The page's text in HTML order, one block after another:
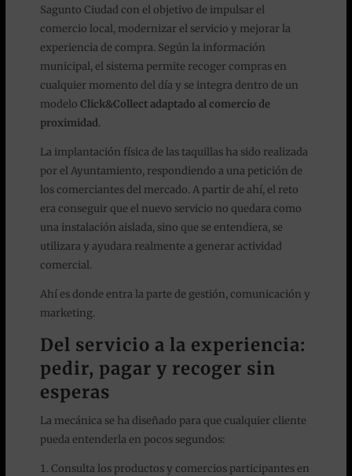
Sagunto Ciudad con el objetivo de impulsar el
comercio local, modernizar el servicio y mejorar la
experiencia de compra. Según la información
municipal, el sistema permite recoger compras en
cualquier momento del día y se integra dentro de un
modelo Click&Collect adaptado al comercio de
proximidad.
La implantación física de las taquillas ha sido realizada
por el Ayuntamiento, respondiendo a una petición de
los comerciantes del mercado. A partir de ahí, el reto
era conseguir que el nuevo servicio no quedara como
una instalación aislada, sino que se entendiera, se
utilizara y ayudara realmente a generar actividad
comercial.
Ahí es donde entra la parte de gestión, comunicación y
marketing.
Del servicio a la experiencia:
pedir, pagar y recoger sin
esperas
La mecánica se ha diseñado para que cualquier cliente
pueda entenderla en pocos segundos:
Consulta los productos y comercios participantes en